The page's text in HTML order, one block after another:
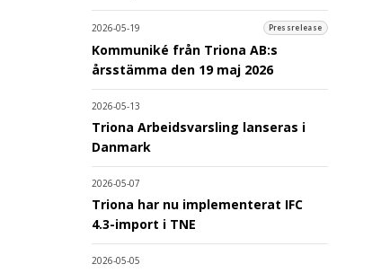
2026-05-19 Pressrelease
Kommuniké från Triona AB:s
årsstämma den 19 maj 2026
2026-05-13
Triona Arbeidsvarsling lanseras i
Danmark
2026-05-07
Triona har nu implementerat IFC
4.3-import i TNE
2026-05-05